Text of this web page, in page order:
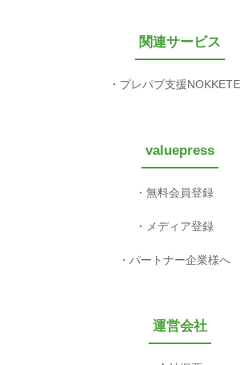
関連サービス
プレパブ支援NOKKETE
valuepress
無料会員登録
メディア登録
パートナー企業様へ
運営会社